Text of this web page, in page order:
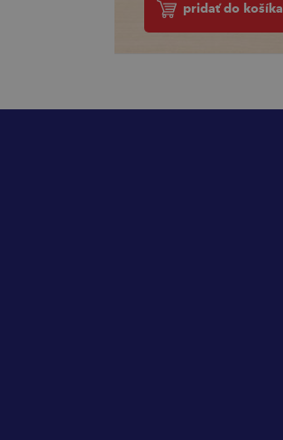
pridať do košíka